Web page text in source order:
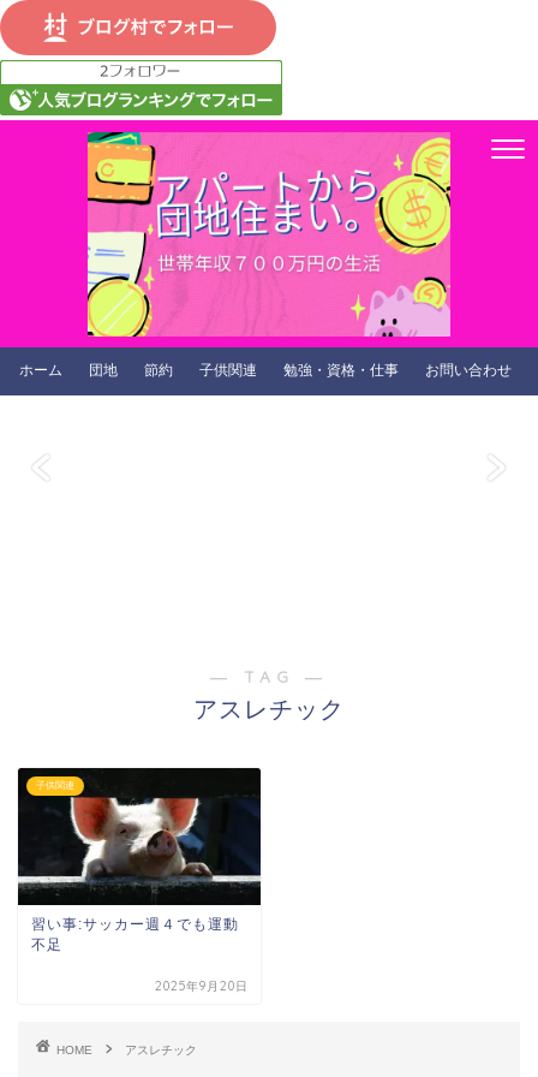
ホーム 団地 節約 子供関連 勉強・資格・仕事 お問い合わせ
― TAG ―
アスレチック
子供関連
習い事:サッカー週４でも運動
不足
2025年9月20日
HOME アスレチック